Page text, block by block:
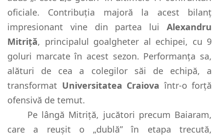
oficiale. Contribuția majoră la acest bilanț
impresionant vine din partea lui Alexandru
Mitriță, principalul goalgheter al echipei, cu 9
goluri marcate în acest sezon. Performanța sa,
alături de cea a colegilor săi de echipă, a
transformat Universitatea Craiova într-o forță
ofensivă de temut.
Pe lângă Mitriță, jucători precum Baiaram,
care a reușit o „dublă” în etapa trecută,